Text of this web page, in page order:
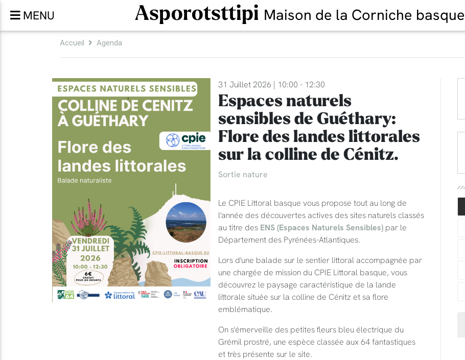
MENU Asporotsttipi Maison de la Corniche basque
Accueil Agenda
31 Juillet 2026 | 10:00 - 12:30
Espaces naturels
sensibles de Guéthary:
Flore des landes littorales
sur la colline de Cénitz.
Sortie nature
Le CPIE Littoral basque vous propose tout au long de
l'année des découvertes actives des sites naturels classés
au titre des ENS (Espaces Naturels Sensibles)par le
Département des Pyrénées-Atlantiques.
Lors d'une balade sur le sentier littoral accompagnée par
une chargée de mission du CPIE Littoral basque, vous
découvrez le paysage caractéristique de la lande
littorale située sur la colline de Cénitz et sa flore
emblématique.
On s'émerveille des petites fleurs bleu électrique du
Grémil prostré, une espèce classée aux 64 fantastiques
et très présente sur le site.